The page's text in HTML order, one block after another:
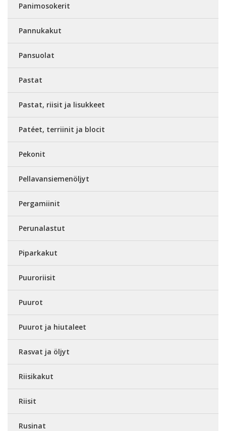
Panimosokerit
Pannukakut
Pansuolat
Pastat
Pastat, riisit ja lisukkeet
Patéet, terriinit ja blocit
Pekonit
Pellavansiemenöljyt
Pergamiinit
Perunalastut
Piparkakut
Puuroriisit
Puurot
Puurot ja hiutaleet
Rasvat ja öljyt
Riisikakut
Riisit
Rusinat